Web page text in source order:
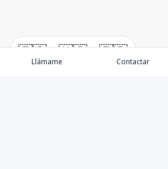
🇪🇸 🇺🇸 🇫🇷
Llámame Contactar